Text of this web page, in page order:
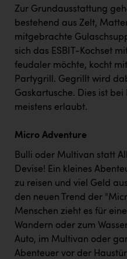
Zur Grundausstattung
bestehend aus Zelt,
mitgebrachte
sich das ESBIT-Kochset
feudaler möchte, kocht
Partygrill. Gegrillt wird
Gaskartusche. Dies ist bei
meistens erlaubt.
Micro Adventure
Bulli oder Multivan statt
Devise! Ein kleines
zu reisen und viel Geld
den neuen Trend der
Menschen zieht es für
Wandern oder zum
Auto, im Multivan oder
Abenteuer vor der